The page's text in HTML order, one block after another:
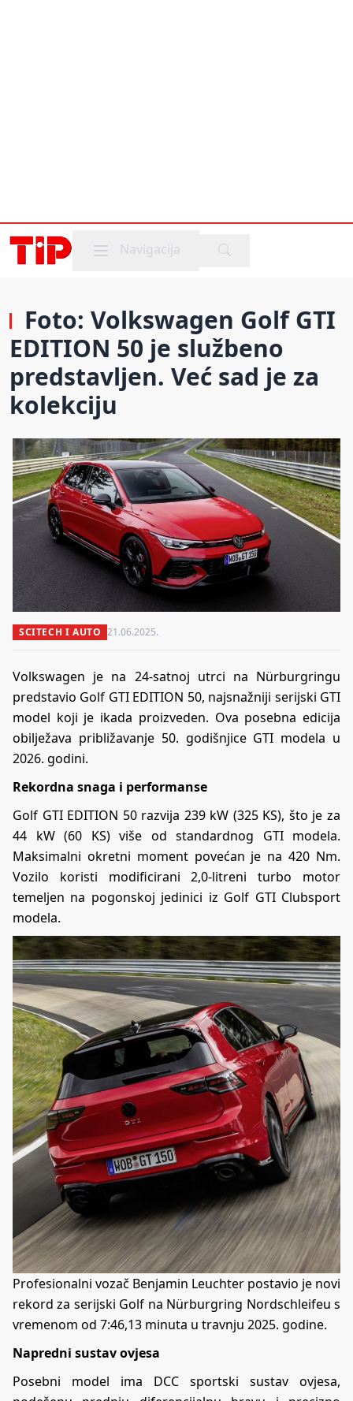
Mobile menu
Navigacija
Foto: Volkswagen Golf GTI
EDITION 50 je službeno
predstavljen. Već sad je za
kolekciju
SCITECH I AUTO 21.06.2025.
Volkswagen je na 24-satnoj utrci na Nürburgringu
predstavio Golf GTI EDITION 50, najsnažniji serijski GTI
model koji je ikada proizveden. Ova posebna edicija
obilježava približavanje 50. godišnjice GTI modela u
2026. godini.
Rekordna snaga i performanse
Golf GTI EDITION 50 razvija 239 kW (325 KS), što je za
44 kW (60 KS) više od standardnog GTI modela.
Maksimalni okretni moment povećan je na 420 Nm.
Vozilo koristi modificirani 2,0-litreni turbo motor
temeljen na pogonskoj jedinici iz Golf GTI Clubsport
modela.
Profesionalni vozač Benjamin Leuchter postavio je novi
rekord za serijski Golf na Nürburgring Nordschleifeu s
vremenom od 7:46,13 minuta u travnju 2025. godine.
Napredni sustav ovjesa
Posebni model ima DCC sportski sustav ovjesa,